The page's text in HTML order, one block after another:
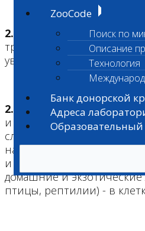
ZooCode
Поиск по
Описание
Технология
Банк донорской
Адреса
Образовательный
2.4.
Посетители
требования,
уважением относиться к
2.5.
Во избежание
и окружающих Заказчик
следующие требования:
находиться на поводках
и собаки мелких пород - в
домашние и
птицы, рептилии) - в